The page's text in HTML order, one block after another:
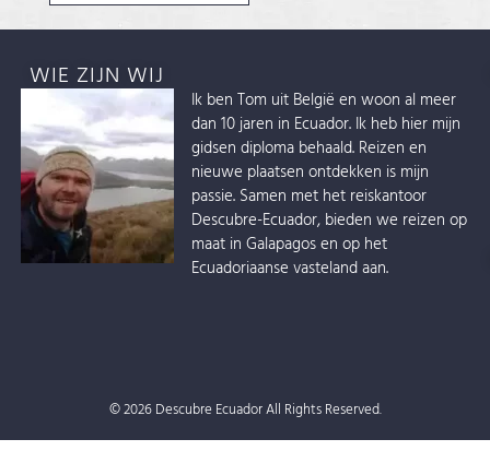
WIE ZIJN WIJ
Ik ben Tom uit België en woon al meer
dan 10 jaren in Ecuador. Ik heb hier mijn
gidsen diploma behaald. Reizen en
nieuwe plaatsen ontdekken is mijn
passie. Samen met het reiskantoor
Descubre-Ecuador, bieden we reizen op
maat in Galapagos en op het
Ecuadoriaanse vasteland aan.
© 2026 Descubre Ecuador All Rights Reserved.